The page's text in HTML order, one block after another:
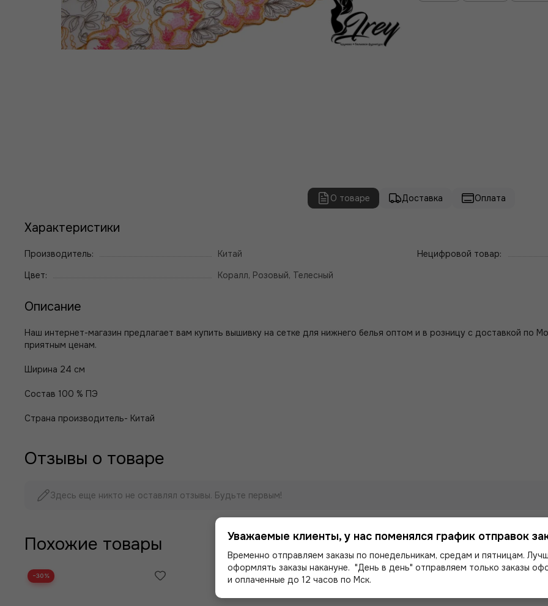
О товаре Доставка Оплата
Характеристики
Производитель:
Китай
Цвет:
Коралл, Розовый, Телесный
Нецифровой товар:
Описание
Наш интернет-магазин предлагает вам купить вышивку на сетке для нижнего белья оптом и в розницу с доставкой по
приятным ценам.
Ширина 24 см
Состав 100 % ПЭ
Страна производитель- Китай
Отзывы о товаре
Здесь еще никто не оставлял отзывы. Будьте первым!
Похожие товары
−30%
Уважаемые клиенты, у нас поменялся график отправок
Временно отправляем заказы по понедельникам, средам и пятницам.
оформлять заказы накануне. "День в день" отправляем только заказы
и оплаченные до 12 часов по Мск.